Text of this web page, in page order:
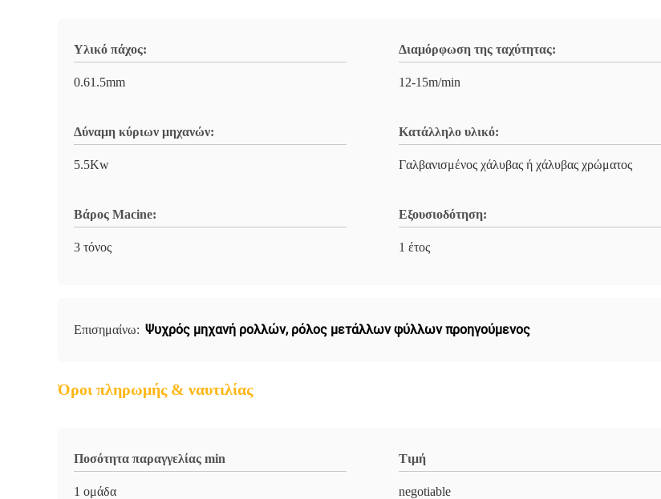
Υλικό πάχος:
0.61.5mm
Διαμόρφωση της ταχύτητας:
12-15m/min
Δύναμη κύριων μηχανών:
5.5Kw
Κατάλληλο υλικό:
Γαλβανισμένος χάλυβας ή χάλυβας χρώματος
Βάρος Macine:
3 τόνος
Εξουσιοδότηση:
1 έτος
Επισημαίνω: Ψυχρός μηχανή ρολλών, ρόλος μετάλλων φύλλων προηγούμενος
Όροι πληρωμής & ναυτιλίας
Ποσότητα παραγγελίας min
1 ομάδα
Τιμή
negotiable